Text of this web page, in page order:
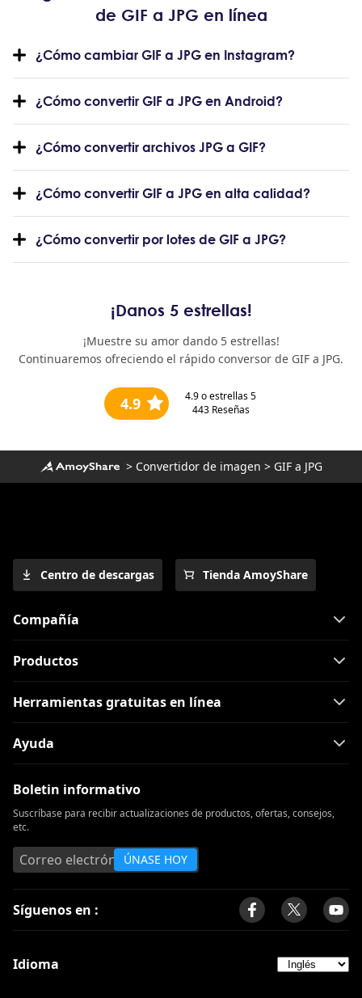
de GIF a JPG en línea
¿Cómo cambiar GIF a JPG en Instagram?
¿Cómo convertir GIF a JPG en Android?
¿Cómo convertir archivos JPG a GIF?
¿Cómo convertir GIF a JPG en alta calidad?
¿Cómo convertir por lotes de GIF a JPG?
¡Danos 5 estrellas!
¡Muestre su amor dando 5 estrellas!
Continuaremos ofreciendo el rápido conversor de GIF a JPG.
4.9 4.9o estrellas 5
443Reseñas
> Convertidor de imagen > GIF a JPG
Centro de descargas Tienda AmoyShare
Compañía
Productos
Herramientas gratuitas en línea
Ayuda
Boletin informativo
Suscríbase para recibir actualizaciones de productos, ofertas, consejos,
etc.
ÚNASE HOY
Síguenos en :
Idioma